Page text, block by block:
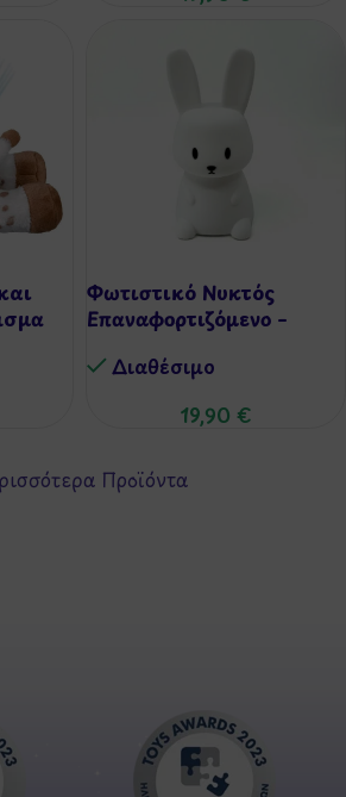
Φωτιστικό Νυκτός
Επαναφορτιζόμενο –
Διαθέσιμo
19,90 €
Προϊόντα